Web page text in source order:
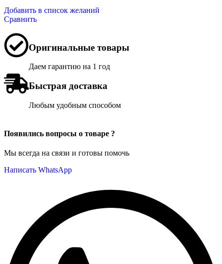
Добавить в список желаний
Сравнить
Оригинальные товары
Даем гарантию на 1 год
Быстрая доставка
Любым удобным способом
Появились вопросы о товаре ?
Мы всегда на связи и готовы помочь
Написать WhatsApp